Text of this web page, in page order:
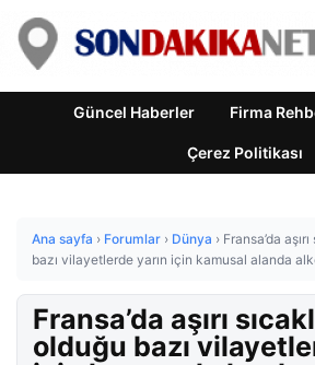
Güncel Haberler Firma
Çerez Politikası
Ana sayfa › Forumlar › Dünya › Fransa’da
bazı vilayetlerde yarın için kamusal alanda
Fransa’da aşırı
olduğu bazı